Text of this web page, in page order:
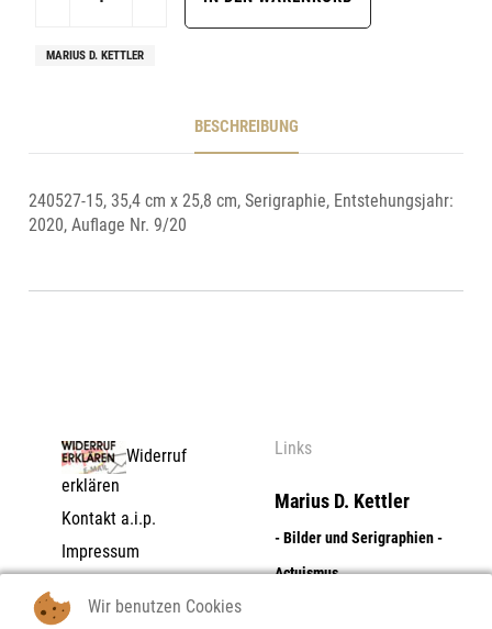
MARIUS D. KETTLER
BESCHREIBUNG
240527-15, 35,4 cm x 25,8 cm, Serigraphie, Entstehungsjahr:
2020, Auflage Nr. 9/20
Widerruf
erklären
Kontakt a.i.p.
Impressum
AGB | Zahlungs- und
Links
Marius D. Kettler
- Bilder und Serigraphien -
Actuismus
Wir benutzen Cookies